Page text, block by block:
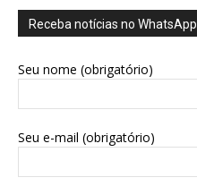
Receba notícias no WhatsApp
Seu nome (obrigatório)
Seu e-mail (obrigatório)